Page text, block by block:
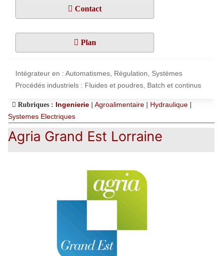
Contact
Plan
Intégrateur en : Automatismes, Régulation, Systèmes
Procédés industriels : Fluides et poudres, Batch et continus
Rubriques : Ingenierie | Agroalimentaire | Hydraulique |
Systemes Electriques
Agria Grand Est Lorraine